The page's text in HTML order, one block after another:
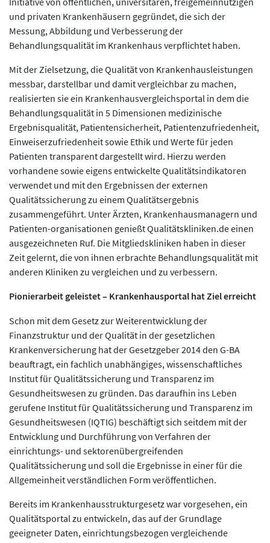
und privaten Krankenhäusern gegründet, die sich der
Messung, Abbildung und Verbesserung der
Behandlungsqualität im Krankenhaus verpflichtet haben.
Mit der Zielsetzung, die Qualität von Krankenhausleistungen
messbar, darstellbar und damit vergleichbar zu machen,
realisierten sie ein Krankenhausvergleichsportal in dem die
Behandlungsqualität in 5 Dimensionen medizinische
Ergebnisqualität, Patientensicherheit, Patientenzufriedenheit,
Einweiserzufriedenheit sowie Ethik und Werte für jeden
Patienten transparent dargestellt wird. Hierzu werden
vorhandene sowie eigens entwickelte Qualitätsindikatoren
verwendet und mit den Ergebnissen der externen
Qualitätssicherung zu einem Qualitätsergebnis
zusammengeführt. Unter Ärzten, Krankenhausmanagern und
Patienten-organisationen genießt Qualitätskliniken.de einen
ausgezeichneten Ruf. Die Mitgliedskliniken haben in dieser
Zeit gelernt, die von ihnen erbrachte Behandlungsqualität mit
anderen Kliniken zu vergleichen und zu verbessern.
Pionierarbeit geleistet – Krankenhausportal hat Ziel erreicht
Schon mit dem Gesetz zur Weiterentwicklung der
Finanzstruktur und der Qualität in der gesetzlichen
Krankenversicherung hat der Gesetzgeber 2014 den G-BA
beauftragt, ein fachlich unabhängiges, wissenschaftliches
Institut für Qualitätssicherung und Transparenz im
Gesundheitswesen zu gründen. Das daraufhin ins Leben
gerufene Institut für Qualitätssicherung und Transparenz im
Gesundheitswesen (IQTIG) beschäftigt sich seitdem mit der
Entwicklung und Durchführung von Verfahren der
einrichtungs- und sektorenübergreifenden
Qualitätssicherung und soll die Ergebnisse in einer für die
Allgemeinheit verständlichen Form veröffentlichen.
Bereits im Krankenhausstrukturgesetz war vorgesehen, ein
Qualitätsportal zu entwickeln, das auf der Grundlage
geeigneter Daten, einrichtungsbezogen vergleichende